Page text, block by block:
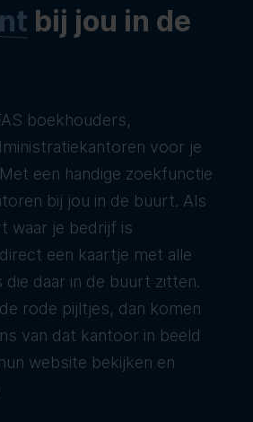
bij jou in de
boekhouders,
voor je
een handige zoekfunctie
bij jou in de buurt. Als
waar je bedrijf is
een kaartje met alle
die daar in de buurt zitten.
rode pijltjes, dan komen
van dat kantoor in beeld
website bekijken en